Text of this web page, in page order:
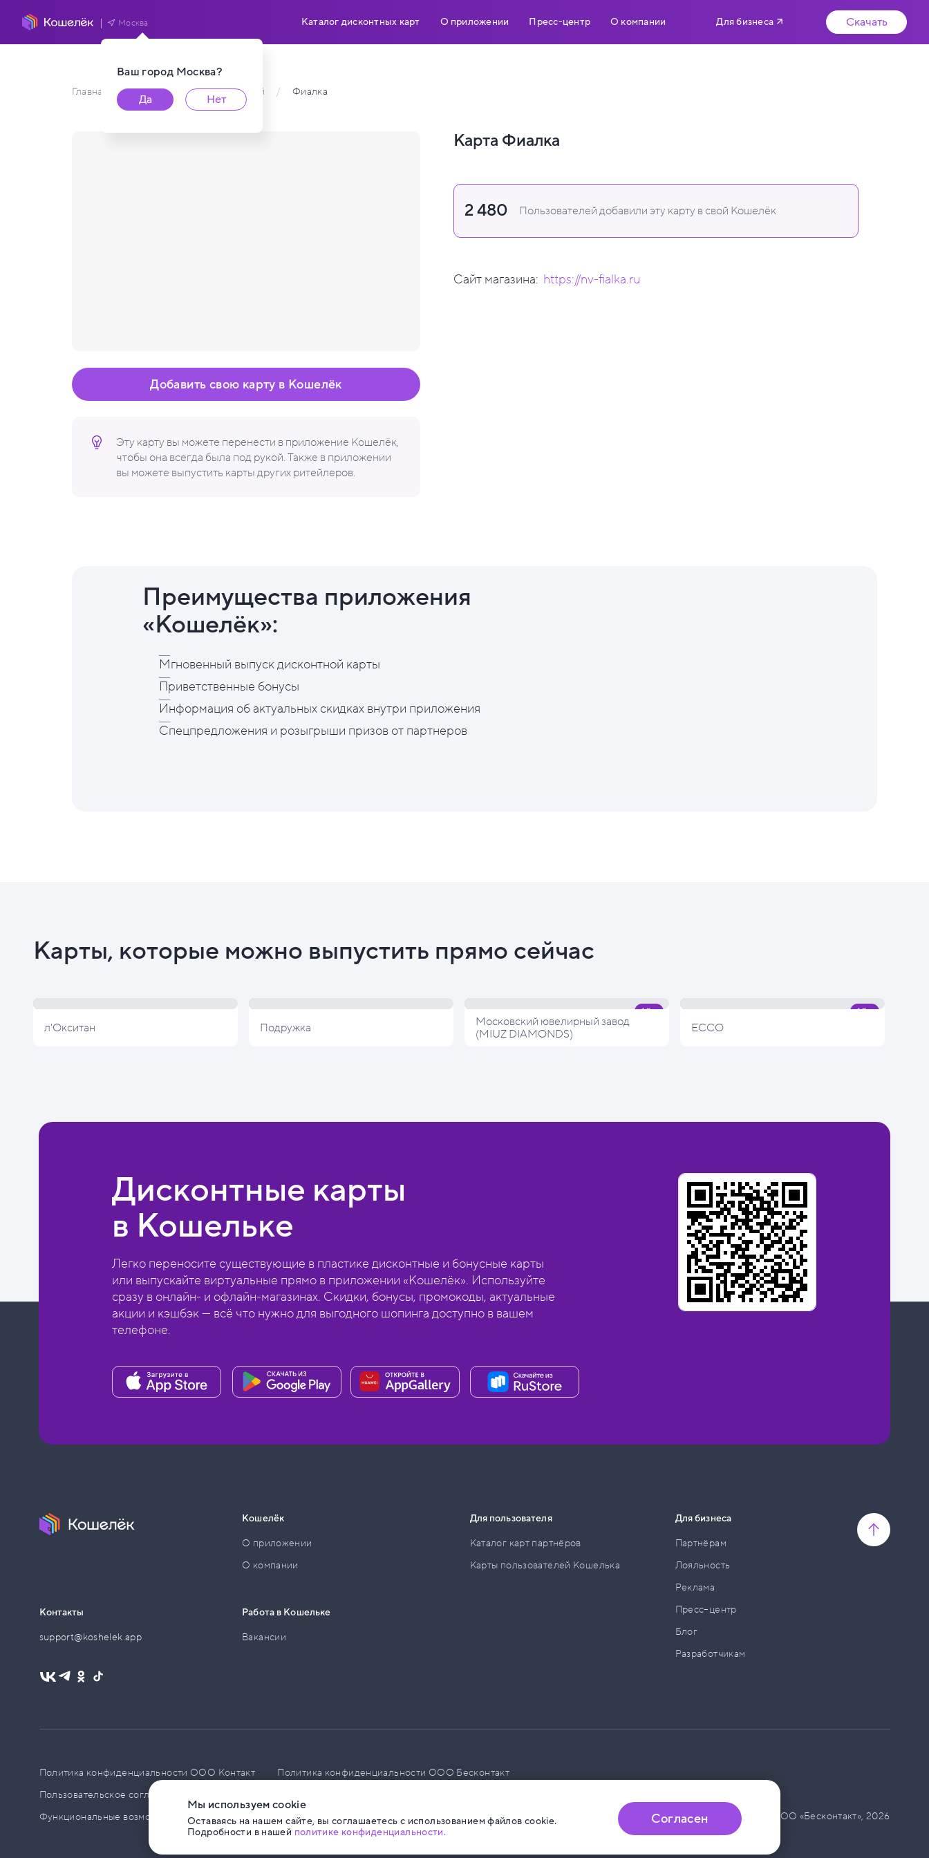
Ваш город Москва?
Да
Нет
Москва Каталог дисконтных карт О приложении Пресс-центр О компании Для бизнеса Скачать
Главная / Каталог карт пользователей / Фиалка
Эту карту вы можете перенести в приложение Кошелёк,
чтобы она всегда была под рукой. Также в приложении
вы можете выпустить карты других ритейлеров.
Добавить свою карту в Кошелёк
Карта Фиалка
2 480 Пользователей добавили эту карту в свой Кошелёк
Сайт магазина: https://nv-fialka.ru
Преимущества приложения
«Кошелёк»:
Мгновенный выпуск дисконтной карты
Приветственные бонусы
Информация об актуальных скидках внутри приложения
Спецпредложения и розыгрыши призов от партнеров
Карты, которые можно выпустить прямо сейчас
л'Окситан Подружка
Московский ювелирный завод
(MIUZ DIAMONDS)
ECCO
Дисконтные карты
в Кошельке
Легко переносите существующие в пластике дисконтные и бонусные карты
или выпускайте виртуальные прямо в приложении «Кошелёк». Используйте
сразу в онлайн- и офлайн-магазинах. Скидки, бонусы, промокоды, актуальные
акции и кэшбэк — всё что нужно для выгодного шопинга доступно в вашем
телефоне.
Контакты
support@koshelek.app
Кошелёк
О приложении
О компании
Работа в Кошельке
Вакансии
Для пользователя
Каталог карт партнёров
Карты пользователей Кошелька
Для бизнеса
Партнёрам
Лояльность
Реклама
Пресс–центр
Блог
Разработчикам
Политика конфиденциальности ООО Контакт
Политика конфиденциальности ООО Бесконтакт
Пользовательское соглашение
Функциональные возможности ПО
© ООО «Бесконтакт», 2026
Мы используем cookie
Оставаясь на нашем сайте, вы соглашаетесь с использованием файлов cookie.
Подробности в нашей политике конфиденциальности.
Согласен